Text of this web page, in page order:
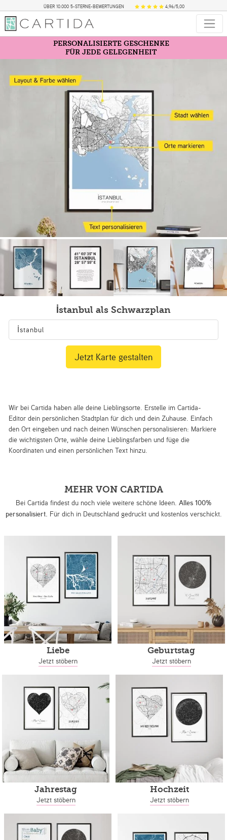
ÜBER 10.000 5-STERNE-BEWERTUNGEN 4,96/5,00
PERSONALISIERTE GESCHENKE
FÜR JEDE GELEGENHEIT
İstanbul als Schwarzplan
Wir bei Cartida haben alle deine Lieblingsorte. Erstelle im Cartida-
Editor dein persönlichen Stadtplan für dich und dein Zuhause. Einfach
den Ort eingeben und nach deinen Wünschen personalisieren: Markiere
die wichtigsten Orte, wähle deine Lieblingsfarben und füge die
Koordinaten und einen persönlichen Text hinzu.
Jetzt Karte gestalten
MEHR VON CARTIDA
Bei Cartida findest du noch viele weitere schöne Ideen. Alles 100%
personalisiert. Für dich in Deutschland gedruckt und kostenlos verschickt.
Liebe
Jetzt stöbern
Geburtstag
Jetzt stöbern
Jahrestag
Jetzt stöbern
Hochzeit
Jetzt stöbern